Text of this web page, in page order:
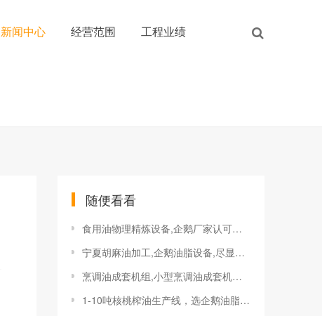
新闻中心 经营范围 工程业绩
随便看看
食用油物理精炼设备,企鹅厂家认可度高
宁夏胡麻油加工,企鹅油脂设备,尽显将帅雄风
烹调油成套机组,小型烹调油成套机组优点
1-10吨核桃榨油生产线，选企鹅油脂设备钱景好